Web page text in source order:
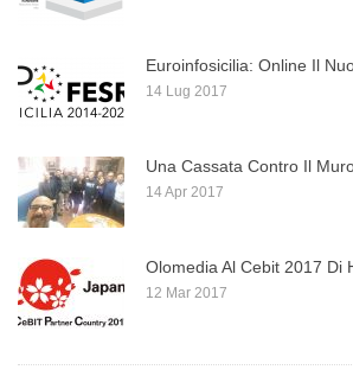
14 Lug 2017
Una Cassata Contro Il
14 Apr 2017
Olomedia Al Cebit 2017 Di
12 Mar 2017